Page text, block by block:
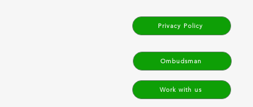
Privacy Policy
Ombudsman
Work with us